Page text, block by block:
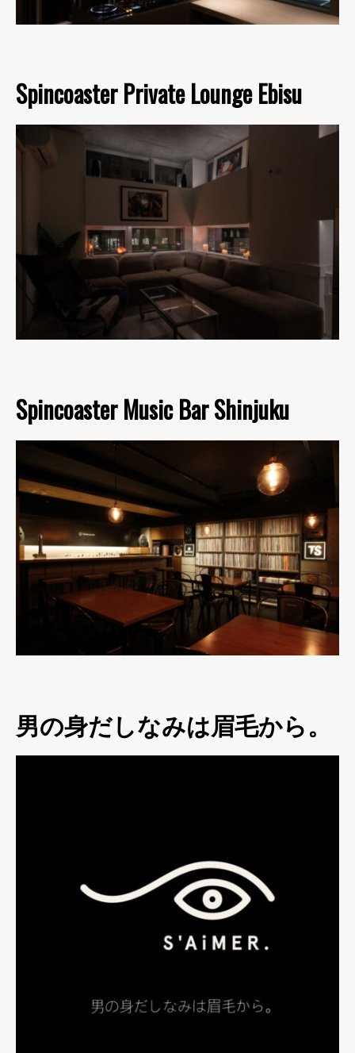
Spincoaster Private Lounge Ebisu
Spincoaster Music Bar Shinjuku
男の身だしなみは眉毛から。